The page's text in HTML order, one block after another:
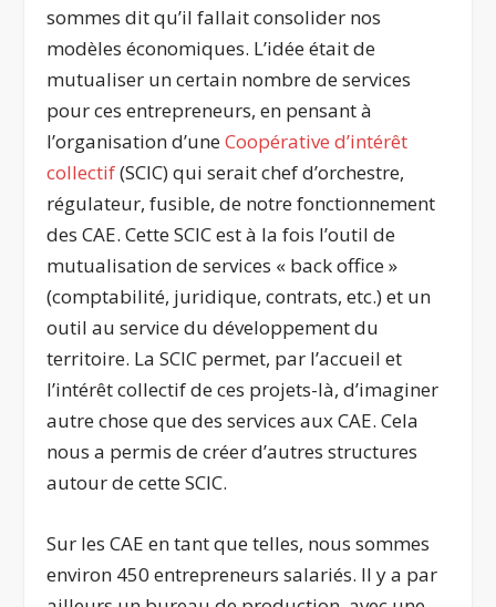
sommes dit qu’il fallait consolider nos
modèles économiques. L’idée était de
mutualiser un certain nombre de services
pour ces entrepreneurs, en pensant à
l’organisation d’uneCoopérative d’intérêt
collectif(SCIC) qui serait chef d’orchestre,
régulateur, fusible, de notre fonctionnement
des CAE. Cette SCIC est à la fois l’outil de
mutualisation de services « back office »
(comptabilité, juridique, contrats, etc.) et un
outil au service du développement du
territoire. La SCIC permet, par l’accueil et
l’intérêt collectif de ces projets-là, d’imaginer
autre chose que des services aux CAE. Cela
nous a permis de créer d’autres structures
autour de cette SCIC.
Sur les CAE en tant que telles, nous sommes
environ 450 entrepreneurs salariés. Il y a par